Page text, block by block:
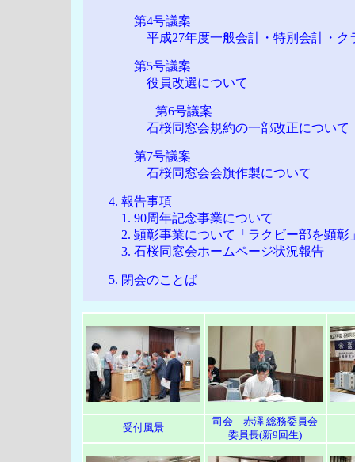
第4号議案
平成27年度一般会計・特別会計・クラ
第5号議案
役員改選について
第6号議案
石桜同窓会規約の一部改正について
第7号議案
石桜同窓会会旗作製について
4. 報告事項
1. 90周年記念事業について
2. 顕彰事業について「ラクビー部を顕彰
3. 石桜同窓会ホームページ状況報告
5. 閉会のことば
受付風景
司会 赤澤 総務委員会
委員長(新9回生)